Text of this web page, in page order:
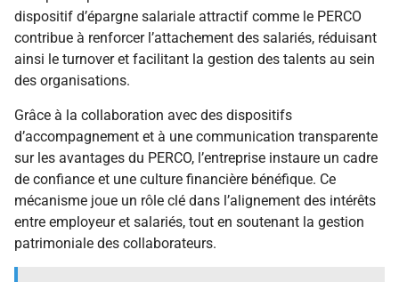
dispositif d’épargne salariale attractif comme le PERCO
contribue à renforcer l’attachement des salariés, réduisant
ainsi le turnover et facilitant la gestion des talents au sein
des organisations.
Grâce à la collaboration avec des dispositifs
d’accompagnement et à une communication transparente
sur les avantages du PERCO, l’entreprise instaure un cadre
de confiance et une culture financière bénéfique. Ce
mécanisme joue un rôle clé dans l’alignement des intérêts
entre employeur et salariés, tout en soutenant la gestion
patrimoniale des collaborateurs.